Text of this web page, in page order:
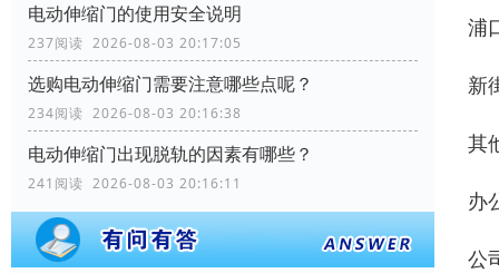
电动伸缩门的使用安全说明
237阅读 2026-08-03 20:17:05
选购电动伸缩门需要注意哪些点呢？
234阅读 2026-08-03 20:16:38
电动伸缩门出现脱轨的因素有哪些？
241阅读 2026-08-03 20:16:11
浦
新
其
办
公